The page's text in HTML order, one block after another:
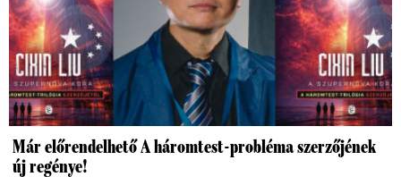
Már előrendelhető A háromtest-probléma szerzőjének
új regénye!